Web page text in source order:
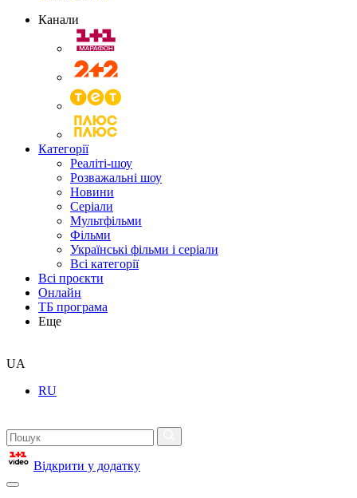
Канали
Категорії
Реаліті-шоу
Розважальні шоу
Новини
Серіали
Мультфільми
Фільми
Українські фільми і серіали
Всі категорії
Всі проєкти
Онлайн
ТБ програма
Еще
UA
RU
Відкрити у додатку